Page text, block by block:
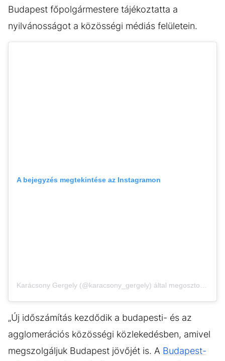
Budapest főpolgármestere tájékoztatta a
nyilvánosságot a közösségi médiás felületein.
A bejegyzés megtekintése az Instagramon
„Új időszámítás kezdődik a budapesti- és az
agglomerációs közösségi közlekedésben, amivel
megszolgáljuk Budapest jövőjét is. A Budapest-